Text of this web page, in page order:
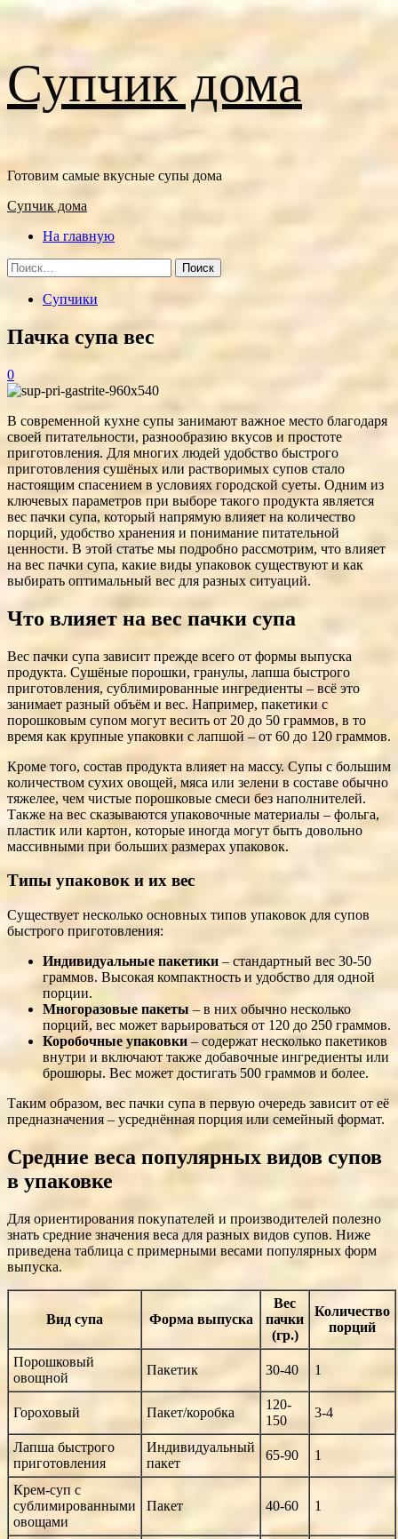
к
содержимому
Супчик дома
Готовим самые вкусные супы дома
Основное
Супчик дома
На главную
Найти:
Супчики
Пачка супа вес
0
В современной кухне супы занимают важное место благодаря
своей питательности, разнообразию вкусов и простоте
приготовления. Для многих людей удобство быстрого
приготовления сушёных или растворимых супов стало
настоящим спасением в условиях городской суеты. Одним из
ключевых параметров при выборе такого продукта является
вес пачки супа, который напрямую влияет на количество
порций, удобство хранения и понимание питательной
ценности. В этой статье мы подробно рассмотрим, что влияет
на вес пачки супа, какие виды упаковок существуют и как
выбирать оптимальный вес для разных ситуаций.
Что влияет на вес пачки супа
Вес пачки супа зависит прежде всего от формы выпуска
продукта. Сушёные порошки, гранулы, лапша быстрого
приготовления, сублимированные ингредиенты – всё это
занимает разный объём и вес. Например, пакетики с
порошковым супом могут весить от 20 до 50 граммов, в то
время как крупные упаковки с лапшой – от 60 до 120 граммов.
Кроме того, состав продукта влияет на массу. Супы с большим
количеством сухих овощей, мяса или зелени в составе обычно
тяжелее, чем чистые порошковые смеси без наполнителей.
Также на вес сказываются упаковочные материалы – фольга,
пластик или картон, которые иногда могут быть довольно
массивными при больших размерах упаковок.
Типы упаковок и их вес
Существует несколько основных типов упаковок для супов
быстрого приготовления:
Индивидуальные пакетики – стандартный вес 30-50
граммов. Высокая компактность и удобство для одной
порции.
Многоразовые пакеты – в них обычно несколько
порций, вес может варьироваться от 120 до 250 граммов.
Коробочные упаковки– содержат несколько пакетиков
внутри и включают также добавочные ингредиенты или
брошюры. Вес может достигать 500 граммов и более.
Таким образом, вес пачки супа в первую очередь зависит от её
предназначения – усреднённая порция или семейный формат.
Средние веса популярных видов супов
в упаковке
Для ориентирования покупателей и производителей полезно
знать средние значения веса для разных видов супов. Ниже
приведена таблица с примерными весами популярных форм
выпуска.
Вид супа Форма выпуска
Вес
пачки
(гр.)
Количество
порций
Порошковый
овощной
Пакетик 30-40 1
Гороховый Пакет/коробка
120-
150
3-4
Лапша быстрого
приготовления
Индивидуальный
пакет
65-90 1
Крем-суп с
сублимированными
овощами
Пакет 40-60 1